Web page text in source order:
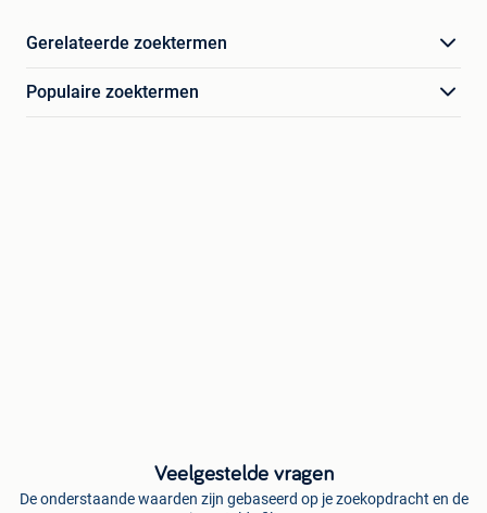
Gerelateerde zoektermen
Populaire zoektermen
Veelgestelde vragen
De onderstaande waarden zijn gebaseerd op je zoekopdracht en de